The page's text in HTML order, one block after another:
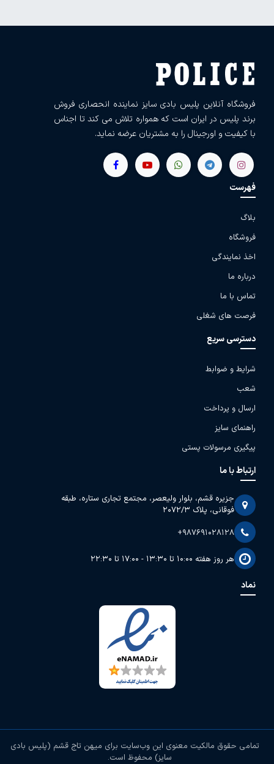
فروشگاه آنلاین پلیس بادی سایز نماینده انحصاری فروش
برند پلیس در ایران است که همواره تلاش می کند تا اجناس
با کیفیت و اورجینال را به مشتریان عرضه نماید.
فهرست
بلاگ
فروشگاه
اخذ نمایندگی
درباره ما
تماس با ما
فرصت های شغلی
دسترسی سریع
شرایط و ضوابط
شعب
ارسال و پرداخت
راهنمای سایز
پیگیری مرسولات پستی
ارتباط با ما
جزیره قشم، بلوار ولیعصر، مجتمع تجاری ستاره، طبقه
فوقانی، پلاک 2072/3
+987691028128
هر روز هفته 10:00 تا 13:30 - 17:00 تا 22:30
نماد
تمامی حقوق مالکیت معنوی این وب‌سایت برای میهن تاج قشم (پلیس بادی
سایز) محفوظ است.